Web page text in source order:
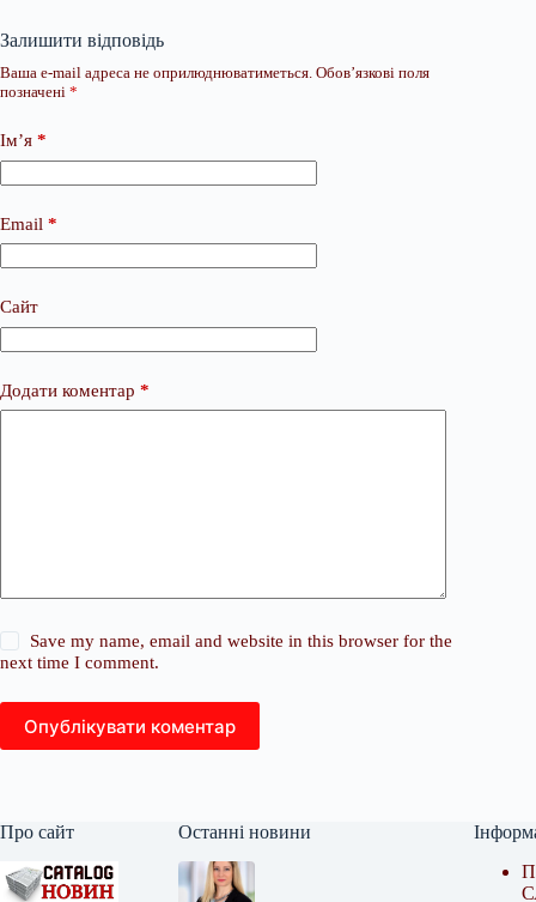
Залишити відповідь
Ваша e-mail адреса не оприлюднюватиметься. Обов’язкові поля
позначені *
Ім’я *
Email *
Сайт
Додати коментар *
Save my name, email and website in this browser for the
next time I comment.
Опублікувати коментар
Про сайт Останні новини